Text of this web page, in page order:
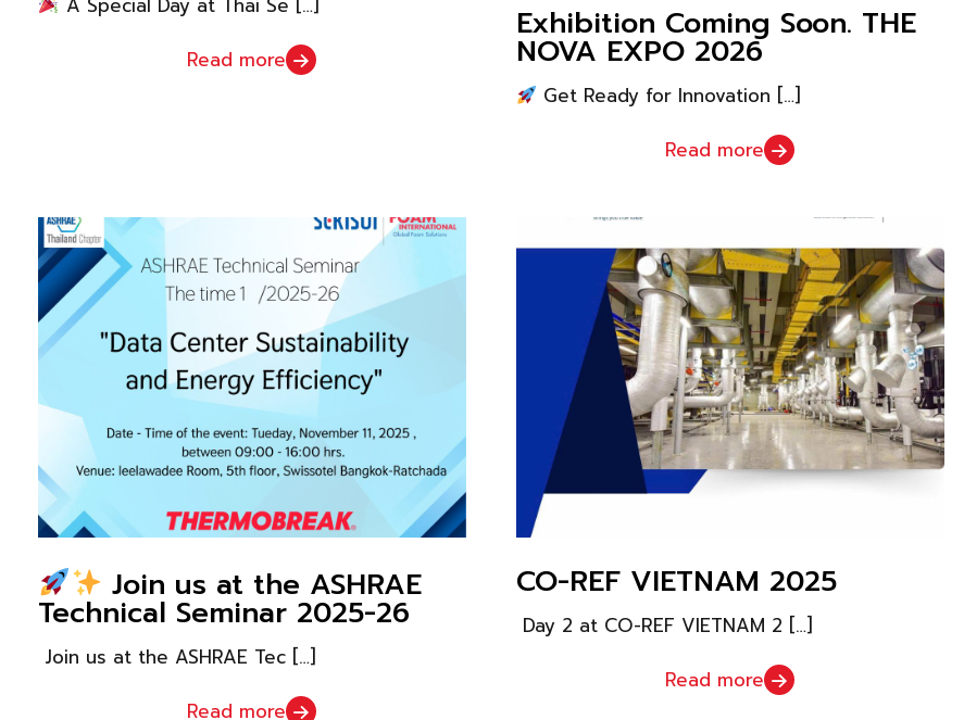
Read more
Exhibition Coming Soon. THE
NOVA EXPO 2026
Get Ready for Innovation […]
Read more
Join us at the ASHRAE
Technical Seminar 2025-26
Join us at the ASHRAE Tec […]
Read more
CO-REF VIETNAM 2025
Day 2 at CO-REF VIETNAM 2 […]
Read more